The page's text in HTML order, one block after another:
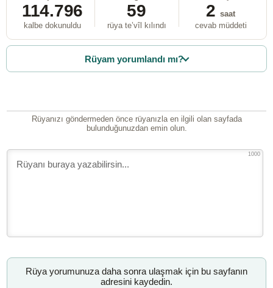
114.796
kalbe dokunuldu
59
rüya te’vîl kılındı
2 saat
cevab müddeti
Rüyam yorumlandı mı?
Rüyanızı göndermeden önce rüyanızla en ilgili olan sayfada
bulunduğunuzdan emin olun.
1000
Rüya yorumunuza daha sonra ulaşmak için bu sayfanın
adresini kaydedin.